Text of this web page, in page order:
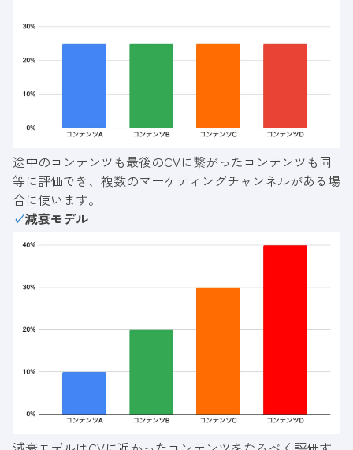
途中のコンテンツも最後のCVに繋がったコンテンツも同
等に評価でき、複数のマーケティングチャンネルがある場
合に使います。
✓減衰モデル